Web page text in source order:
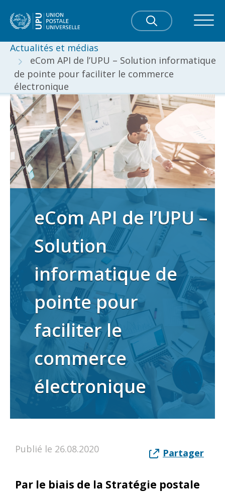
Actualités et médias
eCom API de l’UPU – Solution informatique
de pointe pour faciliter le commerce
électronique
eCom API de l’UPU –
Solution
informatique de
pointe pour
faciliter le
commerce
électronique
Publié le 26.08.2020 Partager
Par le biais de la Stratégie postale